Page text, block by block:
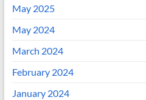
May 2025
May 2024
March 2024
February 2024
January 2024